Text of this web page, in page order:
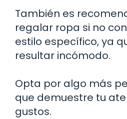
También es
regalar ropa si no
estilo específico, ya
resultar incómodo.
Opta por algo más
que demuestre tu
gustos.